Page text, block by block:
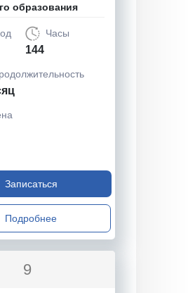
образования
Часы
144
Записаться
Подробнее
9